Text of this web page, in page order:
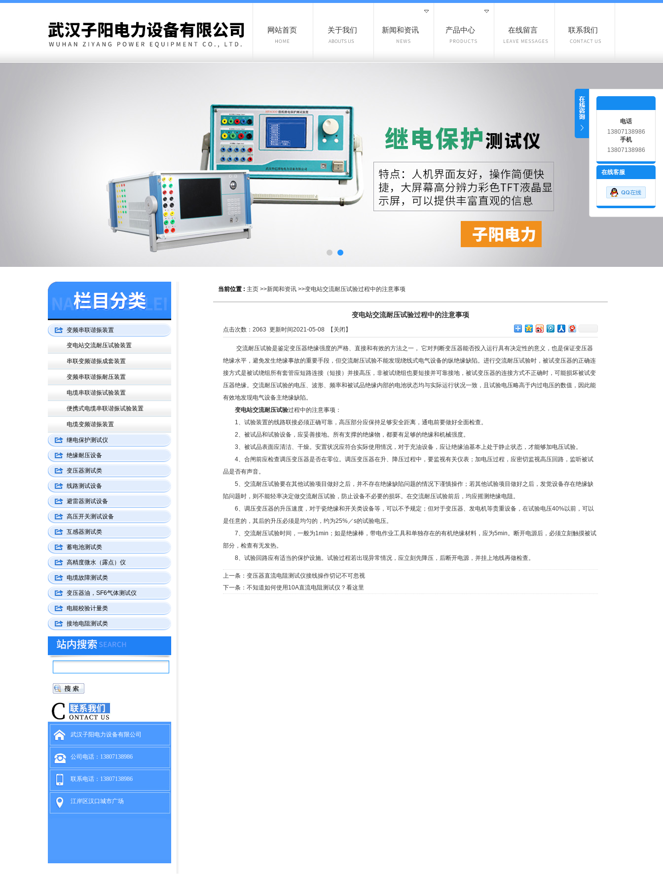
网站首页 关于我们 新闻和资讯 产品中心 在线留言 联系我们
当前位置 : 主页 >>新闻和资讯 >>变电站交流耐压试验过程中的注意事项
变电站交流耐压试验过程中的注意事项
点击次数： 2063 更新时间2021-05-08 【 关闭 】
交流耐压试验是鉴定变压器绝缘强度的严格、直接和有效的方法之一， 它对判断变压器能否投入运行具有决定性的意义，也是保证变压器
绝缘水平，避免发生绝缘事故的重要手段，但交流耐压试验不能发现绕线式电气设备的纵绝缘缺陷。进行交流耐压试验时，被试变压器的正确连
接方式是被试绕组所有套管应短路连接（短接）并接高压，非被试绕组也要短接并可靠接地，被试变压器的连接方式不正确时，可能损坏被试变
压器绝缘。交流耐压试验的电压、波形、频率和被试品绝缘内部的电池状态均与实际运行状况一致，且试验电压略高于内过电压的数值，因此能
有效地发现电气设备主绝缘缺陷。
变电站交流耐压试验过程中的注意事项：
1、试验装置的线路联接必须正确可靠，高压部分应保持足够安全距离，通电前要做好全面检查。
2、被试品和试验设备，应妥善接地。所有支撑的绝缘物，都要有足够的绝缘和机械强度。
3、被试品表面应清洁、干燥。安置状况应符合实际使用情况，对于充油设备，应让绝缘油基本上处于静止状态，才能够加电压试验。
4、合闸前应检查调压变压器是否在零位。调压变压器在升、降压过程中，要监视有关仪表；加电压过程，应密切监视高压回路，监听被试
品是否有声音。
5、交流耐压试验要在其他试验项目做好之后，并不存在绝缘缺陷问题的情况下谨慎操作；若其他试验项目做好之后，发觉设备存在绝缘缺
陷问题时，则不能轻率决定做交流耐压试验，防止设备不必要的损坏。在交流耐压试验前后，均应摇测绝缘电阻。
6、调压变压器的升压速度，对于瓷绝缘和开关类设备等，可以不予规定；但对于变压器、发电机等贵重设备，在试验电压40%以前，可以
是任意的，其后的升压必须是均匀的，约为25%／s的试验电压。
7、交流耐压试验时间，一般为1min；如是绝缘棒，带电作业工具和单独存在的有机绝缘材料，应为5min。断开电源后，必须立刻触摸被试
部分，检查有无发热。
8、试验回路应有适当的保护设施。试验过程若出现异常情况，应立刻先降压，后断开电源，并挂上地线再做检查。
上一条： 变压器直流电阻测试仪接线操作切记不可忽视
下一条： 不知道如何使用10A直流电阻测试仪？看这里
变频串联谐振装置
变电站交流耐压试验装置
串联变频谐振成套装置
变频串联谐振耐压装置
电缆串联谐振试验装置
便携式电缆串联谐振试验装置
电缆变频谐振装置
继电保护测试仪
绝缘耐压设备
变压器测试类
线路测试设备
避雷器测试设备
高压开关测试设备
互感器测试类
蓄电池测试类
高精度微水（露点）仪
电缆故障测试类
变压器油，SF6气体测试仪
电能校验计量类
接地电阻测试类
武汉子阳电力设备有限公司
公司电话：13807138986
联系电话：13807138986
江岸区汉口城市广场
电话
13807138986
手机
13807138986
在线客服